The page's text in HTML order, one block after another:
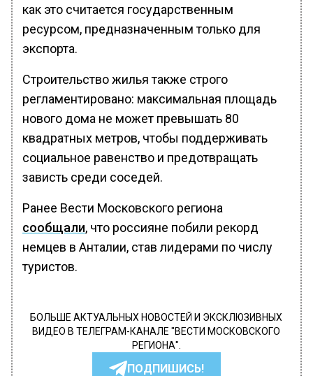
как это считается государственным
ресурсом, предназначенным только для
экспорта.
Строительство жилья также строго
регламентировано: максимальная площадь
нового дома не может превышать 80
квадратных метров, чтобы поддерживать
социальное равенство и предотвращать
зависть среди соседей.
Ранее Вести Московского региона
сообщали, что россияне побили рекорд
немцев в Анталии, став лидерами по числу
туристов.
БОЛЬШЕ АКТУАЛЬНЫХ НОВОСТЕЙ И ЭКСКЛЮЗИВНЫХ
ВИДЕО В ТЕЛЕГРАМ-КАНАЛЕ "ВЕСТИ МОСКОВСКОГО
РЕГИОНА".
ПОДПИШИСЬ!